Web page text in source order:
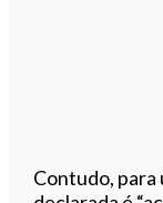
Contudo, para